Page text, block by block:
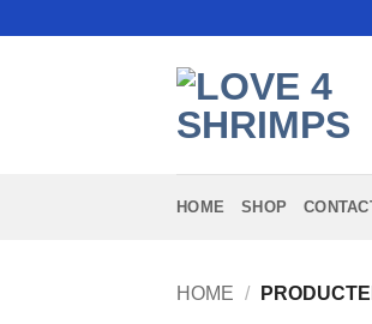
HOME SHOP
HOME /